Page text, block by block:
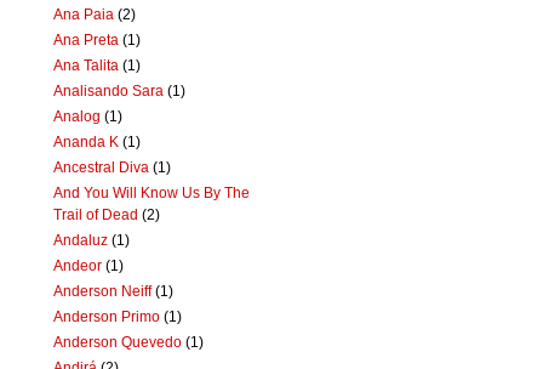
Ana Paia (2)
Ana Preta (1)
Ana Talita (1)
Analisando Sara (1)
Analog (1)
Ananda K (1)
Ancestral Diva (1)
And You Will Know Us By The
Trail of Dead (2)
Andaluz (1)
Andeor (1)
Anderson Neiff (1)
Anderson Primo (1)
Anderson Quevedo (1)